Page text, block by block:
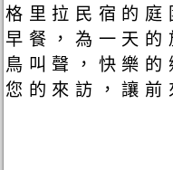
格里拉民宿的
早餐，為一天
鳥叫聲，快
您的來訪，讓